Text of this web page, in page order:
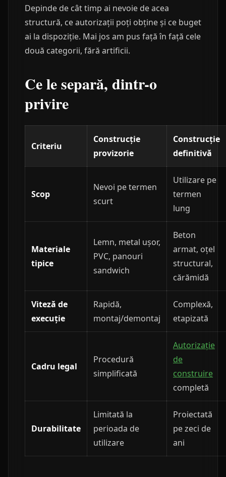
Depinde de cât timp ai nevoie de acea
structură, ce autorizații poți obține și ce buget
ai la dispoziție. Mai jos am pus față în față cele
două categorii, fără artificii.
Ce le separă, dintr-o
privire
Criteriu
Construcție
provizorie
Construcție
definitivă
Scop
Nevoi pe termen
scurt
Utilizare pe
termen
lung
Materiale
tipice
Lemn, metal ușor,
PVC, panouri
sandwich
Beton
armat, oțel
structural,
cărămidă
Viteză de
execuție
Rapidă,
montaj/demontaj
Complexă,
etapizată
Cadru legal
Procedură
simplificată
Autorizație
de
construire
completă
Durabilitate
Limitată la
perioada de
utilizare
Proiectată
pe zeci de
ani